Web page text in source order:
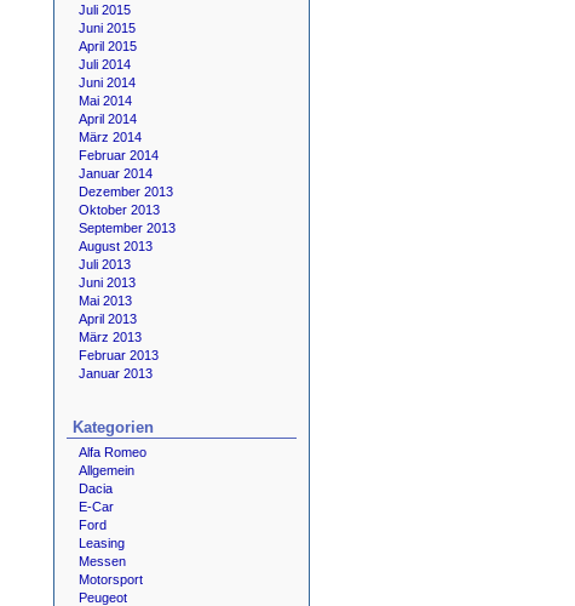
Juli 2015
Juni 2015
April 2015
Juli 2014
Juni 2014
Mai 2014
April 2014
März 2014
Februar 2014
Januar 2014
Dezember 2013
Oktober 2013
September 2013
August 2013
Juli 2013
Juni 2013
Mai 2013
April 2013
März 2013
Februar 2013
Januar 2013
Kategorien
Alfa Romeo
Allgemein
Dacia
E-Car
Ford
Leasing
Messen
Motorsport
Peugeot